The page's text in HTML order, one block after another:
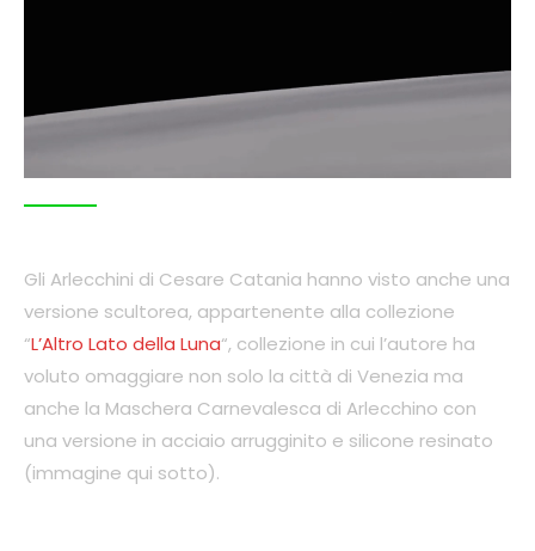
Gli Arlecchini di Cesare Catania hanno visto anche una
versione scultorea, appartenente alla collezione
“L’Altro Lato della Luna“, collezione in cui l’autore ha
voluto omaggiare non solo la città di Venezia ma
anche la Maschera Carnevalesca di Arlecchino con
una versione in acciaio arrugginito e silicone resinato
(immagine qui sotto).